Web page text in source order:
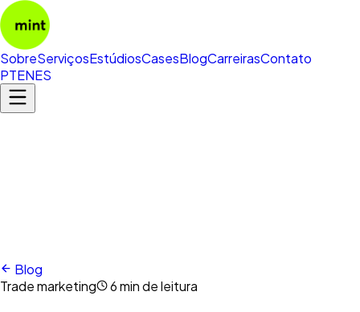
SobreServiçosEstúdiosCasesBlogCarreirasContato
PTENES
Blog
Trade marketing
6 min de leitura